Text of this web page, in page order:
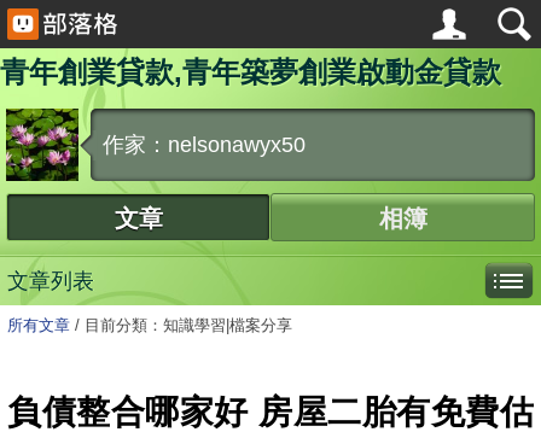
青年創業貸款,青年築夢創業啟動金貸款
作家：nelsonawyx50
文章 相簿
文章列表
所有文章 / 目前分類：知識學習|檔案分享
負債整合哪家好 房屋二胎有免費估